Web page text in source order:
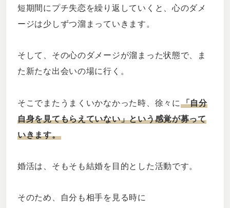
短期間にプチ失恋を繰り返していくと、心のダメ
ージは少しずつ溜まっていきます。
そして、その心のダメージが溜まった状態で、ま
た新たな出会いの場に行く。
そこでまたうまくいかなかった時、徐々に 「自分
自身を見てもらえていない」という感覚が募って
いきます。
婚活は、そもそも結婚を目的とした活動です。
そのため、自分も相手を見る時に